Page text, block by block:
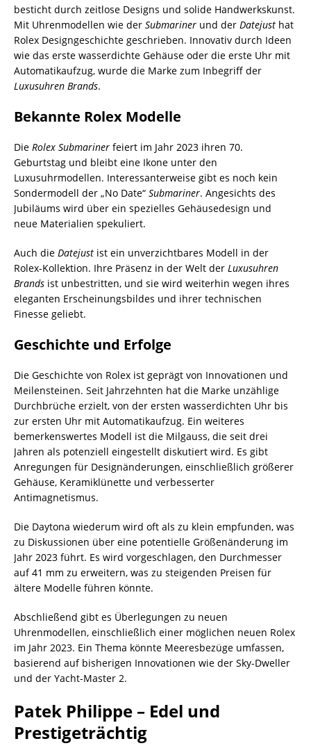
besticht durch zeitlose Designs und solide Handwerkskunst.
Mit Uhrenmodellen wie der Submariner und der Datejust hat
Rolex Designgeschichte geschrieben. Innovativ durch Ideen
wie das erste wasserdichte Gehäuse oder die erste Uhr mit
Automatikaufzug, wurde die Marke zum Inbegriff der
Luxusuhren Brands.
Bekannte Rolex Modelle
Die Rolex Submariner feiert im Jahr 2023 ihren 70.
Geburtstag und bleibt eine Ikone unter den
Luxusuhrmodellen. Interessanterweise gibt es noch kein
Sondermodell der „No Date“ Submariner. Angesichts des
Jubiläums wird über ein spezielles Gehäusedesign und
neue Materialien spekuliert.
Auch die Datejust ist ein unverzichtbares Modell in der
Rolex-Kollektion. Ihre Präsenz in der Welt der Luxusuhren
Brands ist unbestritten, und sie wird weiterhin wegen ihres
eleganten Erscheinungsbildes und ihrer technischen
Finesse geliebt.
Geschichte und Erfolge
Die Geschichte von Rolex ist geprägt von Innovationen und
Meilensteinen. Seit Jahrzehnten hat die Marke unzählige
Durchbrüche erzielt, von der ersten wasserdichten Uhr bis
zur ersten Uhr mit Automatikaufzug. Ein weiteres
bemerkenswertes Modell ist die Milgauss, die seit drei
Jahren als potenziell eingestellt diskutiert wird. Es gibt
Anregungen für Designänderungen, einschließlich größerer
Gehäuse, Keramiklünette und verbesserter
Antimagnetismus.
Die Daytona wiederum wird oft als zu klein empfunden, was
zu Diskussionen über eine potentielle Größenänderung im
Jahr 2023 führt. Es wird vorgeschlagen, den Durchmesser
auf 41 mm zu erweitern, was zu steigenden Preisen für
ältere Modelle führen könnte.
Abschließend gibt es Überlegungen zu neuen
Uhrenmodellen, einschließlich einer möglichen neuen Rolex
im Jahr 2023. Ein Thema könnte Meeresbezüge umfassen,
basierend auf bisherigen Innovationen wie der Sky-Dweller
und der Yacht-Master 2.
Patek Philippe – Edel und
Prestigeträchtig